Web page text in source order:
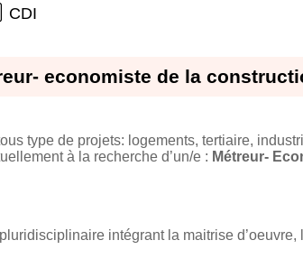
CDI
economiste de la
type de projets: logements, tertiaire,
à la recherche d’un/e : Métreur-
intégrant la maitrise